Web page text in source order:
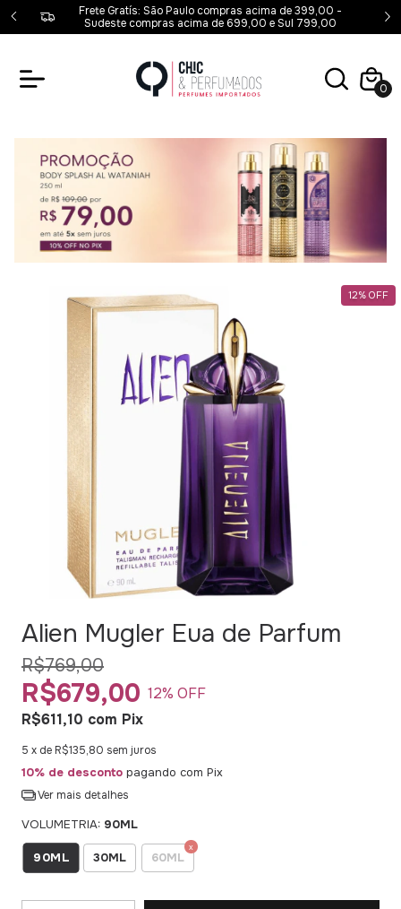
-
Frete Gratís: São Paulo compras acima de 399,00 -
Sudeste compras acima de 699,00 e Sul 799,00
0
12% OFF
Alien Mugler Eua de Parfum
R$769,00
R$679,00 12% OFF
R$611,10 com Pix
5 x de R$135,80 sem juros
10% de desconto pagando com Pix
Ver mais detalhes
VOLUMETRIA: 90ML
90ML 30ML 60ML